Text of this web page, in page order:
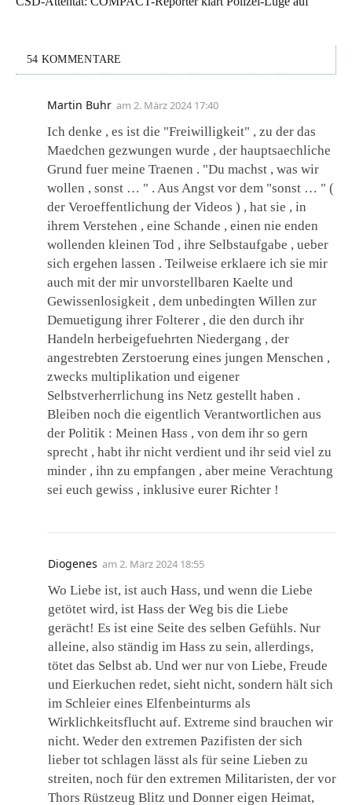
54 KOMMENTARE
Martin Buhr am 2. März 2024 17:40
Ich denke , es ist die "Freiwilligkeit" , zu der das
Maedchen gezwungen wurde , der hauptsaechliche
Grund fuer meine Traenen . "Du machst , was wir
wollen , sonst … " . Aus Angst vor dem "sonst … " (
der Veroeffentlichung der Videos ) , hat sie , in
ihrem Verstehen , eine Schande , einen nie enden
wollenden kleinen Tod , ihre Selbstaufgabe , ueber
sich ergehen lassen . Teilweise erklaere ich sie mir
auch mit der mir unvorstellbaren Kaelte und
Gewissenlosigkeit , dem unbedingten Willen zur
Demuetigung ihrer Folterer , die den durch ihr
Handeln herbeigefuehrten Niedergang , der
angestrebten Zerstoerung eines jungen Menschen ,
zwecks multiplikation und eigener
Selbstverherrlichung ins Netz gestellt haben .
Bleiben noch die eigentlich Verantwortlichen aus
der Politik : Meinen Hass , von dem ihr so gern
sprecht , habt ihr nicht verdient und ihr seid viel zu
minder , ihn zu empfangen , aber meine Verachtung
sei euch gewiss , inklusive eurer Richter !
Diogenes am 2. März 2024 18:55
Wo Liebe ist, ist auch Hass, und wenn die Liebe
getötet wird, ist Hass der Weg bis die Liebe
gerächt! Es ist eine Seite des selben Gefühls. Nur
alleine, also ständig im Hass zu sein, allerdings,
tötet das Selbst ab. Und wer nur von Liebe, Freude
und Eierkuchen redet, sieht nicht, sondern hält sich
im Schleier eines Elfenbeinturms als
Wirklichkeitsflucht auf. Extreme sind brauchen wir
nicht. Weder den extremen Pazifisten der sich
lieber tot schlagen lässt als für seine Lieben zu
streiten, noch für den extremen Militaristen, der vor
Thors Rüstzeug Blitz und Donner eigen Heimat,